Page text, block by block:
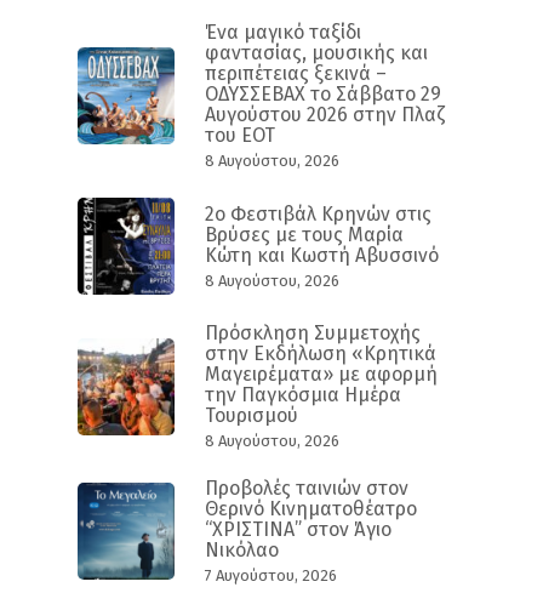
Ένα μαγικό ταξίδι
φαντασίας, μουσικής και
περιπέτειας ξεκινά –
ΟΔΥΣΣΕΒΑΧ το Σάββατο 29
Αυγούστου 2026 στην Πλαζ
του ΕΟΤ
8 Αυγούστου, 2026
2ο Φεστιβάλ Κρηνών στις
Βρύσες με τους Μαρία
Κώτη και Κωστή Αβυσσινό
8 Αυγούστου, 2026
Πρόσκληση Συμμετοχής
στην Εκδήλωση «Κρητικά
Μαγειρέματα» με αφορμή
την Παγκόσμια Ημέρα
Τουρισμού
8 Αυγούστου, 2026
Προβολές ταινιών στον
Θερινό Κινηματοθέατρο
“ΧΡΙΣΤΙΝΑ” στον Άγιο
Νικόλαο
7 Αυγούστου, 2026